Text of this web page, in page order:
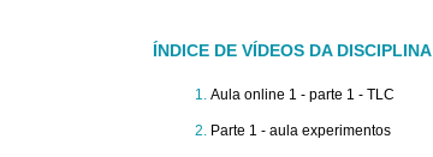
ÍNDICE DE VÍDEOS DA DISCIPLINA
Aula online 1 - parte 1 - TLC
Parte 1 - aula experimentos